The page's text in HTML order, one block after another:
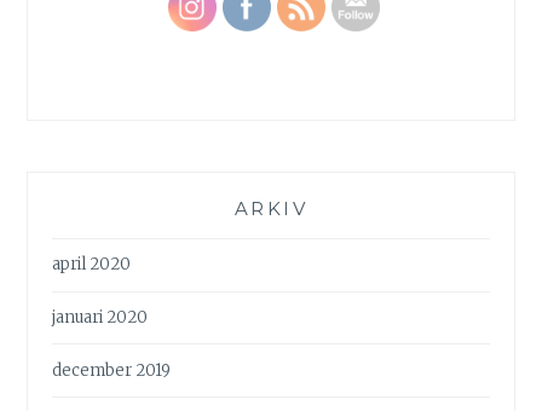
ARKIV
april 2020
januari 2020
december 2019